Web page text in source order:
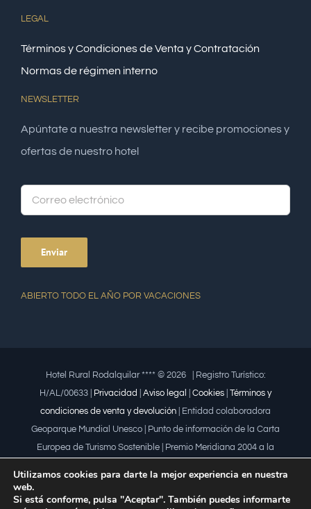
LEGAL
Términos y Condiciones de Venta y Contratación
Normas de régimen interno
NEWSLETTER
Apúntate a nuestra newsletter y recibe promociones y
ofertas de nuestro hotel
ABIERTO TODO EL AÑO POR VACACIONES
Hotel Rural Rodalquilar **** © 2026 | Registro Turístico:
H/AL/00633 |
Privacidad Aviso legal Cookies Términos y
condiciones de venta y devolución | Entidad colaboradora
Geoparque Mundial Unesco | Punto de información de la Carta
Europea de Turismo Sostenible | Premio Meridiana 2004 a la
Utilizamos cookies para darte la mejor experiencia en nuestra
web.
Si está conforme, pulsa "Aceptar". También puedes informarte